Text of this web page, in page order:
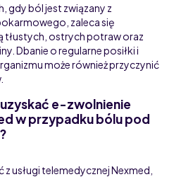
gdy ból jest związany z
zaleca się
tłustych, ostrych potraw oraz
Dbanie o regularne posiłki i
może również przyczynić
e-zwolnienie
w przypadku bólu pod
usługi telemedycznej Nexmed,